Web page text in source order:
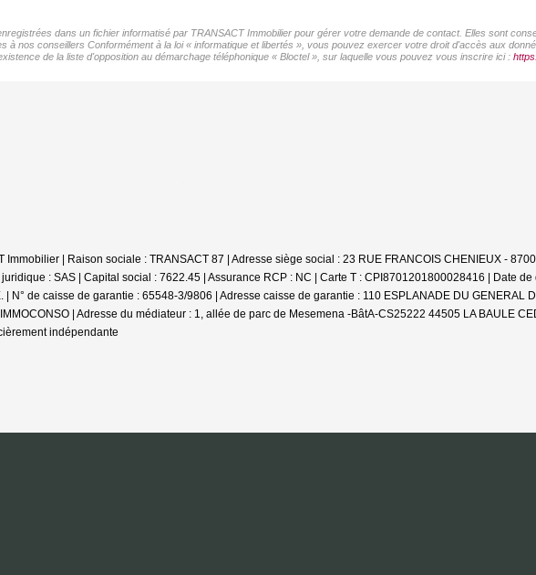
dans un fichier informatisé par TRANSACT Immobilier pour gérer votre demande de contact. Elles sont
à nos conseillers Conformément à la loi « informatique et libertés », vous pouvez exercer votre droit d'accès aux
de la liste d'opposition au démarchage téléphonique « Bloctel », sur laquelle vous pouvez vous inscrire ici :
| Raison sociale : TRANSACT 87 | Adresse siège social : 23 RUE FRANCOIS CHENIEUX -
: SAS | Capital social : 7622.45 | Assurance RCP : NC | Carte T : CPI8701201800028416 | Date
| N° de caisse de garantie : 65548-3/9806 | Adresse caisse de garantie : 110 ESPLANADE DU GENERAL
| Adresse du médiateur : 1, allée de parc de Mesemena -BâtA-CS25222 44505 LA BAULE
indépendante